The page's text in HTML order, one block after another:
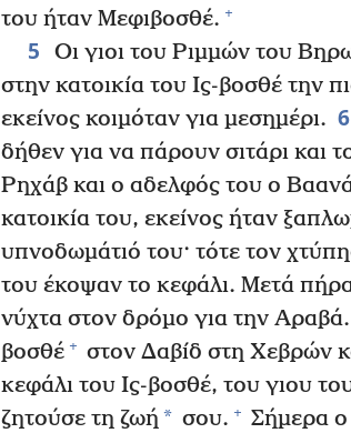
του ήταν Μεφιβοσθέ. +
5
Οι γιοι του Ριμμών του
στην κατοικία του Ις-βοσθέ την
εκείνος κοιμόταν για μεσημέρι. 6
δήθεν για να πάρουν σιτάρι και
Ρηχάβ και ο αδελφός του ο
κατοικία του, εκείνος ήταν
υπνοδωμάτιό του· τότε τον
του έκοψαν το κεφάλι. Μετά
νύχτα στον δρόμο για την Αραβά.
βοσθέ + στον Δαβίδ στη Χεβρών
κεφάλι του Ις-βοσθέ, του γιου
ζητούσε τη ζωή * σου. + Σήμερα ο